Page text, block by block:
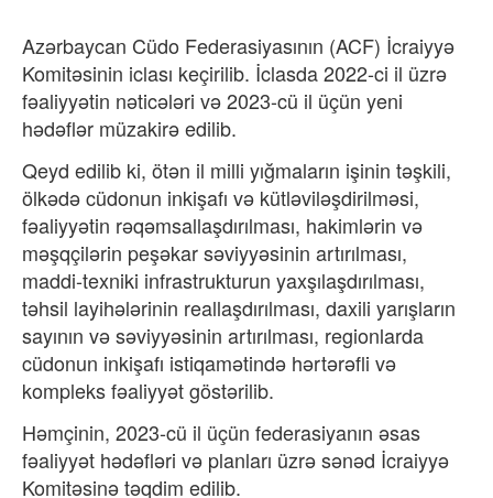
Azərbaycan Cüdo Federasiyasının (ACF) İcraiyyə
Komitəsinin iclası keçirilib. İclasda 2022-ci il üzrə
fəaliyyətin nəticələri və 2023-cü il üçün yeni
hədəflər müzakirə edilib.
Qeyd edilib ki, ötən il milli yığmaların işinin təşkili,
ölkədə cüdonun inkişafı və kütləviləşdirilməsi,
fəaliyyətin rəqəmsallaşdırılması, hakimlərin və
məşqçilərin peşəkar səviyyəsinin artırılması,
maddi-texniki infrastrukturun yaxşılaşdırılması,
təhsil layihələrinin reallaşdırılması, daxili yarışların
sayının və səviyyəsinin artırılması, regionlarda
cüdonun inkişafı istiqamətində hərtərəfli və
kompleks fəaliyyət göstərilib.
Həmçinin, 2023-cü il üçün federasiyanın əsas
fəaliyyət hədəfləri və planları üzrə sənəd İcraiyyə
Komitəsinə təqdim edilib.